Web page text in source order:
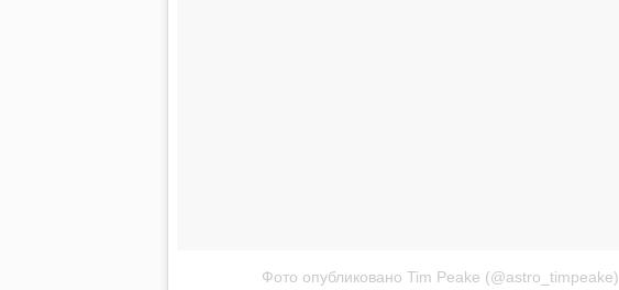
Фото опубликовано Tim Peake (@astro_timpeake)